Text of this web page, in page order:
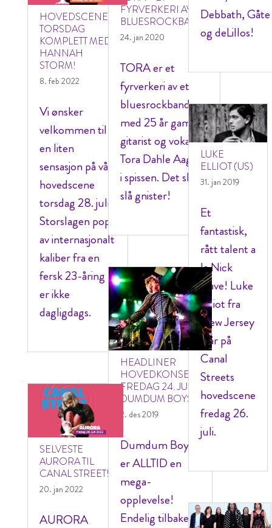
HOVEDSCENEN
TORSDAG
KOMPLETT MED
HANNAH
STORM!
8. feb 2022
Vi ønsker
velkommen til
en liten
sensasjon på vår
hovedscene
torsdag 28. juli!
Storslagen pop
av internasjonalt
kaliber fra en
fersk 23-åring
er ikke
dagligdags.
SELVESTE
AURORA TIL
CANAL STREET!
20. jan 2022
AURORA
FYRVERKERI AV ET
BLUESROCKBAND!
24. jan 2020
TORA er et
fyrverkeri av et
bluesrockband
med 25 år gamle
gitarist og vokalist
Tora Dahle Aagård
i spissen. Det skal
slå gnister!
HEADLINER
HOVEDKONSERT
FREDAG 24. JULI:
DUMDUM BOYS
2. des 2019
Dumdum Boys
er ALLTID en
mega-
opplevelse!
Endelig tilbake
Debbath, Gåte
og deLillos!
LUKE
ELLIOT (US)
31. jan 2019
Et
fantastisk,
rått talent a
la Nick
Cave! Luke
Elliot fra
New Jersey
står på
Canal
Streets
hovedscene
fredag 26.
juli.